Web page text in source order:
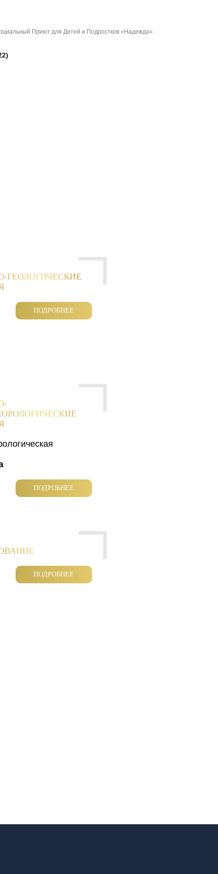
Приют для Детей и Подростков «Надежда»
ГЕОЛОГИЧЕСКИЕ
ПОДРОБНЕЕ
ПОДРОБНЕЕ
ПОДРОБНЕЕ